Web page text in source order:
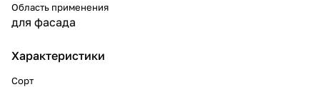
Область применения
для фасада
Характеристики
Сорт